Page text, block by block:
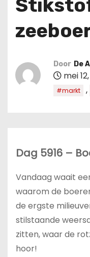
Door De
mei
#markt ,
Dag 5916 –
Vandaag waait
waarom de
de ergste
stilstaande
zitten, waar de
hoor!